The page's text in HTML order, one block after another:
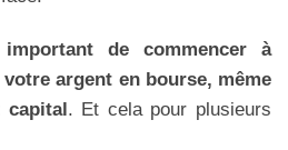
de commencer à
argent en bourse, même
capital. Et cela pour plusieurs